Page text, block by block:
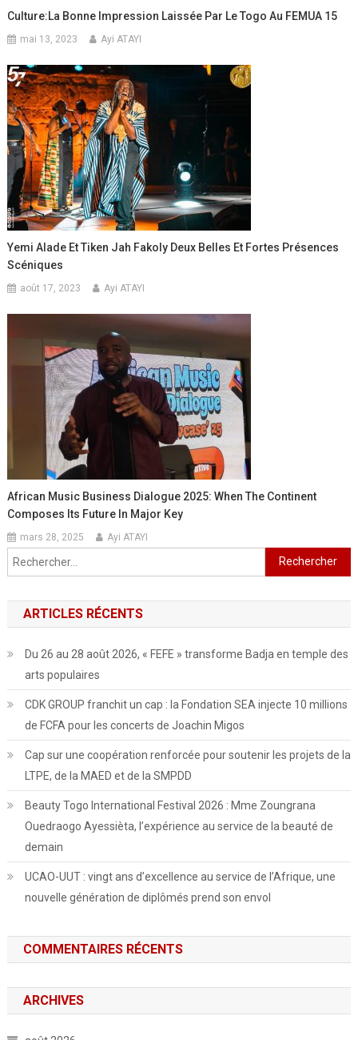
Culture:La Bonne Impression Laissée Par Le Togo Au FEMUA 15
mai 13, 2023 Ayi ATAYI
Yemi Alade Et Tiken Jah Fakoly Deux Belles Et Fortes Présences
Scéniques
août 17, 2023 Ayi ATAYI
African Music Business Dialogue 2025: When The Continent
Composes Its Future In Major Key
mars 28, 2025 Ayi ATAYI
Rechercher :
ARTICLES RÉCENTS
Du 26 au 28 août 2026, « FEFE » transforme Badja en temple des
arts populaires
CDK GROUP franchit un cap : la Fondation SEA injecte 10 millions
de FCFA pour les concerts de Joachin Migos
Cap sur une coopération renforcée pour soutenir les projets de la
LTPE, de la MAED et de la SMPDD
Beauty Togo International Festival 2026 : Mme Zoungrana
Ouedraogo Ayessièta, l’expérience au service de la beauté de
demain
UCAO-UUT : vingt ans d’excellence au service de l’Afrique, une
nouvelle génération de diplômés prend son envol
COMMENTAIRES RÉCENTS
ARCHIVES